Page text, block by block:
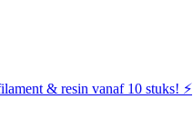
& resin vanaf 10 stuks! ⚡️